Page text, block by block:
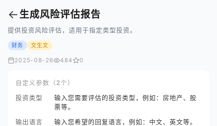
← 生成风险评估报告
提供投资风险评估，适用于指定类型投资。
财务 文生文
2025-08-26 484 0
自定义参数（2个）
投资类型
输入您需要评估的投资类型，例如：房地产、股
票等。
输出语言
输入您希望的回复语言，例如：中文、英文等。